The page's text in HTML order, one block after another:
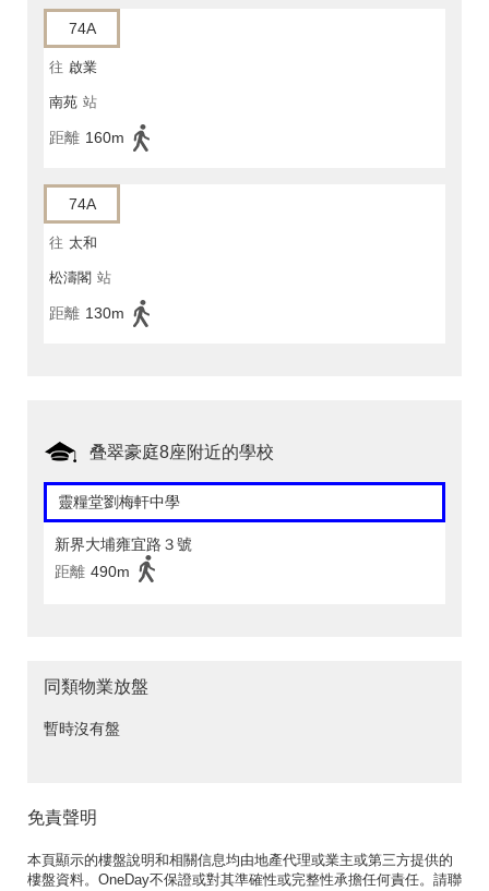
74A
往 啟業
南苑 站
距離 160m
74A
往 太和
松濤閣 站
距離 130m
叠翠豪庭8座附近的學校
靈糧堂劉梅軒中學
新界大埔雍宜路３號
距離 490m
同類物業放盤
暫時沒有盤
免責聲明
本頁顯示的樓盤說明和相關信息均由地產代理或業主或第三方提供的
樓盤資料。OneDay不保證或對其準確性或完整性承擔任何責任。請聯